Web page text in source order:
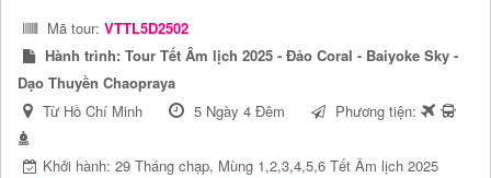
Mã tour: VTTL5D2502
Hành trình: Tour Tết Âm lịch 2025 - Đảo Coral - Baiyoke Sky -
Dạo Thuyền Chaopraya
Từ Hồ Chí Minh
5 Ngày 4 Đêm Phương tiện:
Khởi hành: 29 Tháng chạp, Mùng 1,2,3,4,5,6 Tết Âm lịch 2025